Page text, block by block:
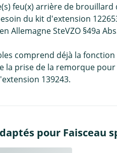
feu(x) arrière de
du kit d'extension
Allemagne SteVZO §49a
comprend déjà la
la prise de la remorque
139243.
pour Faisceau